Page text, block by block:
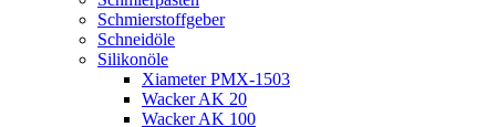
Schmierstoffgeber
Schneidöle
Silikonöle
Xiameter PMX-1503
Wacker AK 20
Wacker AK 100